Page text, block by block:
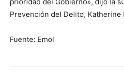
Prevención del Delito, Katherine
Fuente: Emol